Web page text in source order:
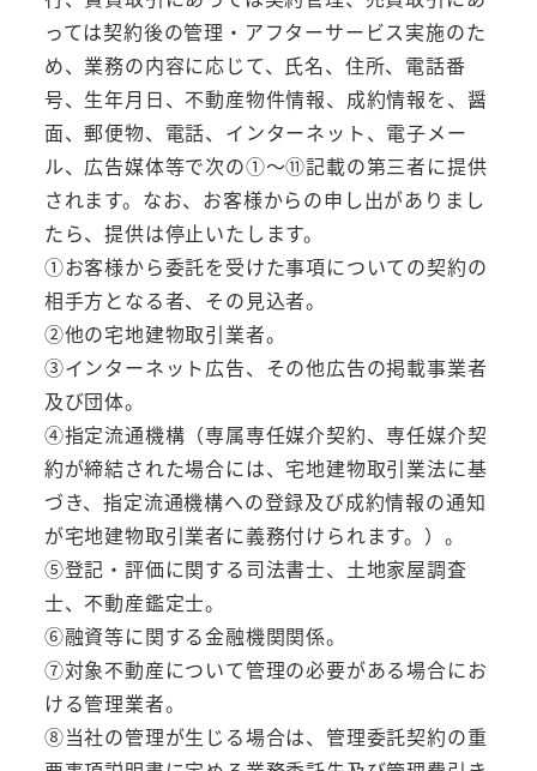
っては契約後の管理・アフターサービス実施のた
め、業務の内容に応じて、氏名、住所、電話番
号、生年月日、不動産物件情報、成約情報を、醤
面、郵便物、電話、インターネット、電子メー
ル、広告媒体等で次の①～⑪記載の第三者に提供
されます。なお、お客様からの申し出がありまし
たら、提供は停止いたします。
① お客様から委託を受けた事項についての契約の
相手方となる者、その見込者。
②他の宅地建物取引業者。
③ インターネット広告、その他広告の掲載事業者
及び団体。
④ 指定流通機構（専属専任媒介契約、専任媒介契
約が締結された場合には、宅地建物取引業法に基
づき、指定流通機構への登録及び成約情報の通知
が宅地建物取引業者に義務付けられます。）。
⑤ 登記・評価に関する司法書士、土地家屋調査
士、不動産鑑定士。
⑥ 融資等に関する金融機関関係。
⑦ 対象不動産について管理の必要がある場合にお
ける管理業者。
⑧ 当社の管理が生じる場合は、管理委託契約の重